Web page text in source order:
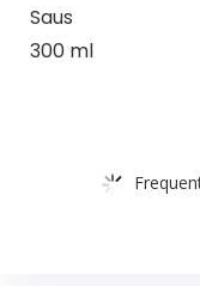
Saus
300 ml